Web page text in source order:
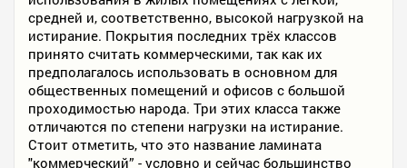
средней и, соответственно, высокой нагрузкой на
истирание. Покрытия последних трёх классов
принято считать коммерческими, так как их
предполагалось использовать в основном для
общественных помещений и офисов с большой
проходимостью народа. Три этих класса также
отличаются по степени нагрузки на истирание.
Стоит отметить, что это название ламината
"коммерческий” - условно и сейчас большинство